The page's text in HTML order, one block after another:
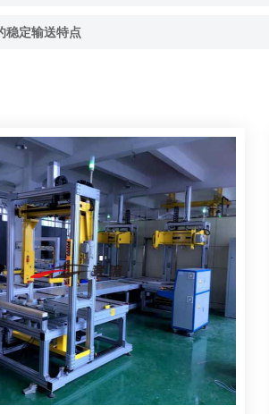
稳定输送特点